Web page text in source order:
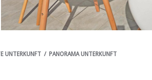
UNTERKUNFT / PANORAMA UNTERKUNFT